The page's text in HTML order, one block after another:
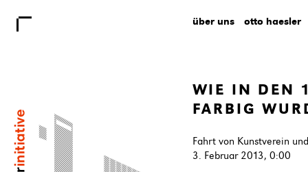
über uns otto haesler
WIE IN DEN
FARBIG
Fahrt von Kunstverein
3. Februar 2013, 0:00